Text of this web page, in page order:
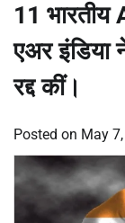
11
एअर इंडिया
रद्द कीं।
Posted on May